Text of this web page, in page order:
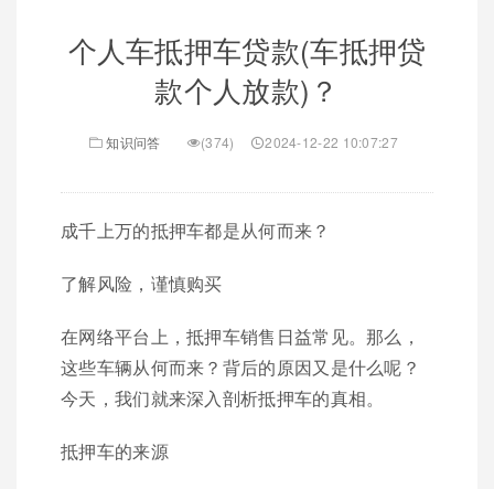
个人车抵押车贷款(车抵押贷
款个人放款)？
知识问答 (374) 2024-12-22 10:07:27
成千上万的抵押车都是从何而来？
了解风险，谨慎购买
在网络平台上，抵押车销售日益常见。那么，
这些车辆从何而来？背后的原因又是什么呢？
今天，我们就来深入剖析抵押车的真相。
抵押车的来源